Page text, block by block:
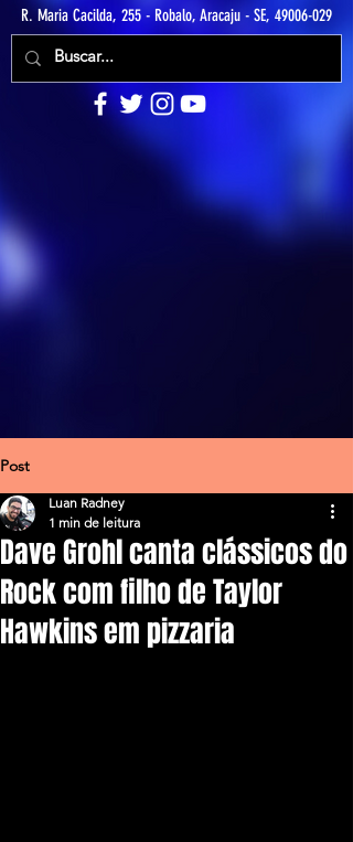
R. Maria Cacilda, 255 - Robalo, Aracaju - SE, 49006-029
Post
Dave Grohl canta clássicos do
Rock com filho de Taylor
Hawkins em pizzaria
Luan Radney
1 min de leitura